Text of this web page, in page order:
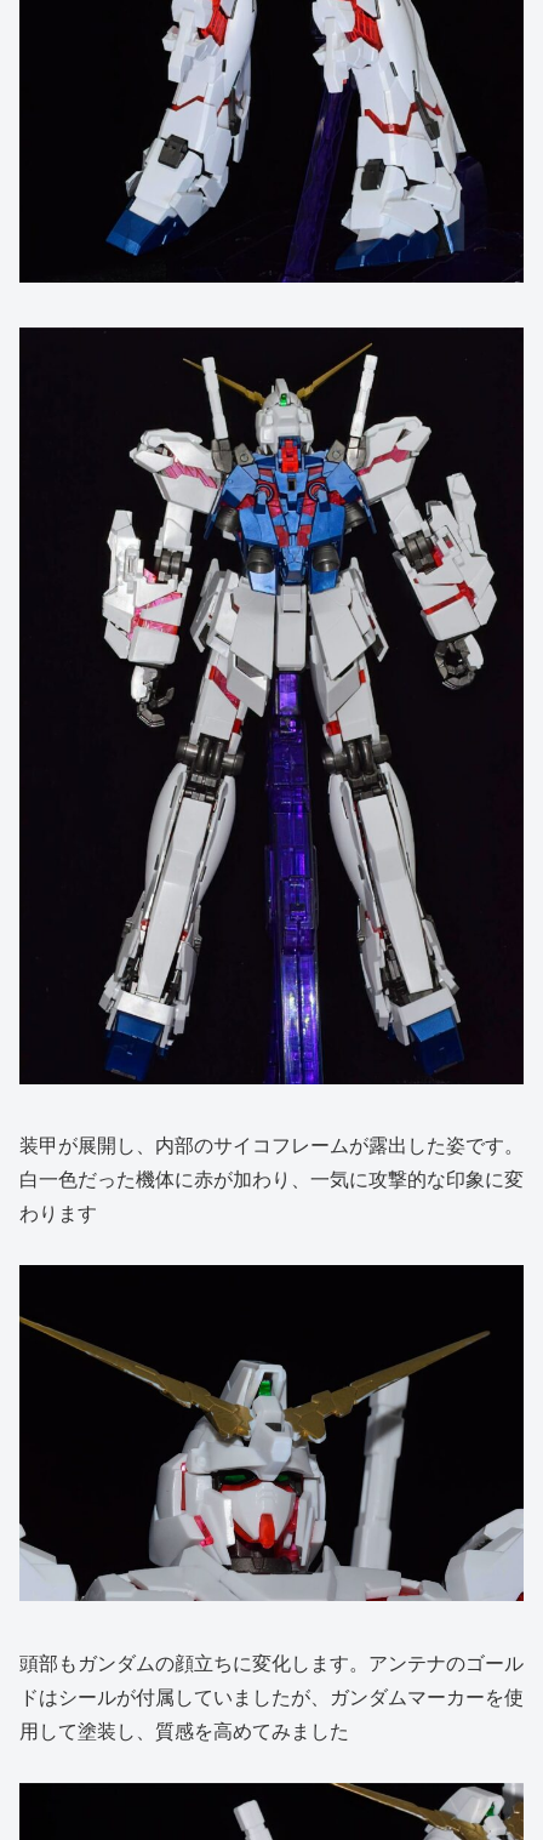
装甲が展開し、内部のサイコフレームが露出した姿です。
白一色だった機体に赤が加わり、一気に攻撃的な印象に変
わります
頭部もガンダムの顔立ちに変化します。アンテナのゴール
ドはシールが付属していましたが、ガンダムマーカーを使
用して塗装し、質感を高めてみました